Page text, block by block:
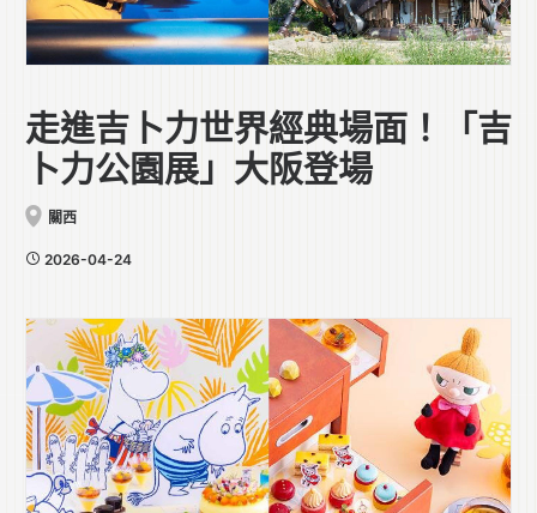
走進吉卜力世界經典場面！「吉
卜力公園展」大阪登場
關西
2026-04-24